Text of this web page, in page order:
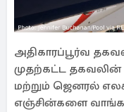
அதிகாரப்பூர்வ
முதற்கட்ட தகவலின்
மற்றும் ஜெனரல்
எஞ்சின்களை வாங்க